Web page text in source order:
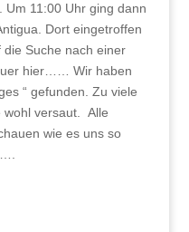
Um 11:00 Uhr ging dann
Dort eingetroffen
Suche nach einer
hier…… Wir haben
“ gefunden. Zu viele
wohl versaut. Alle
wie es uns so